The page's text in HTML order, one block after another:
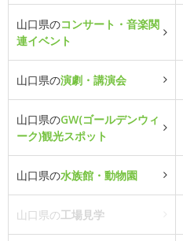
山口県のコンサート・音楽関
連イベント
山口県の演劇・講演会
山口県のGW(ゴールデンウィ
ーク)観光スポット
山口県の水族館・動物園
山口県の工場見学